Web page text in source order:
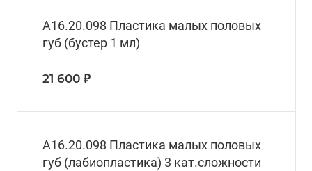
А16.20.098 Пластика малых половых
губ (бустер 1 мл)
21 600 ₽
А16.20.098 Пластика малых половых
губ (лабиопластика) 3 кат.сложности